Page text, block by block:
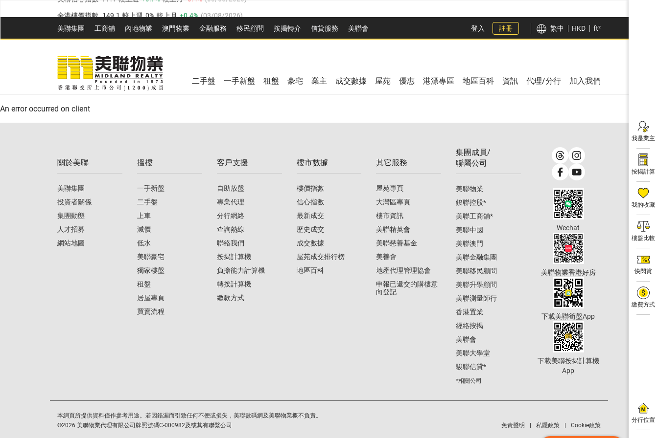
港島樓價指數 157.4 較上週 -0.3% 較上月 -0.8% (03/08/2026)
九龍樓價指數 156.4 較上週 -0.1% 較上月 0.3% (03/08/2026)
新界樓價指數 134.8 較上週 0.1%
美聯信心指數 77.1 較上週 0.7% 較上月 ( 03/08/2026
美聯集團 工商舖 內地物業 澳門物業 金融服務 移民顧問 按揭轉介 信貸服務 美聯會
全港樓價指數 149.1 較上週 0% 較上月
美聯信心指數 較上週 0.7% 03/08/2026)
登入 註冊 繁中 HKD ft²
我是業主
按揭計算
我的收藏
樓盤比較
快閃賞
繳費方式
分行位置
二手盤 一手新盤 租盤 豪宅 業主 成交數據 屋苑 優惠 港漂專區 地區百科 資訊 代理/分行 加入我們
An error occurred on client
關於美聯
美聯集團
投資者關係
集團動態
人才招募
網站地圖
搵樓
一手新盤
二手盤
上車
減價
低水
美聯豪宅
獨家樓盤
租盤
居屋專頁
買賣流程
客戶支援
自助放盤
專業代理
分行網絡
查詢熱線
聯絡我們
按揭計算機
負擔能力計算機
轉按計算機
繳款方式
樓市數據
樓價指數
信心指數
最新成交
歷史成交
成交數據
屋苑成交排行榜
地區百科
其它服務
屋苑專頁
大灣區專頁
樓市資訊
美聯精英會
美聯慈善基金
美善會
地產代理管理協會
申報已遞交的購樓意
向登記
集團成員/
聯屬公司
美聯物業
鋑聯控股*
美聯工商舖*
美聯中國
美聯澳門
美聯金融集團
美聯移民顧問
美聯升學顧問
美聯測量師行
香港置業
經絡按揭
美聯會
美聯大學堂
駿聯信貸*
*相關公司
Wechat
美聯物業香港好房
下載美聯筍盤App
下載美聯按揭計算機
App
本網頁所提供資料僅作參考用途。若因錯漏而引致任何不便或損失，美聯數碼網及美聯物業概不負責。
©2026 美聯物業代理有限公司牌照號碼C-000982及或其有聯繫公司 免責聲明 私隱政策 Cookie政策